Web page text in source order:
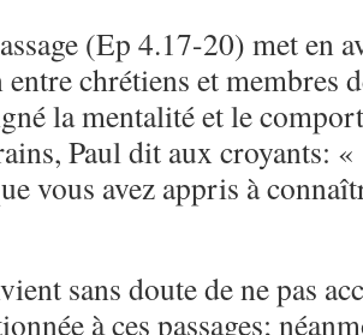
(Ep 4.17-20) met en
chrétiens et membres
la mentalité et le
Paul dit aux croyants: «
vous avez appris à
sans doute de ne pas
à ces passages;